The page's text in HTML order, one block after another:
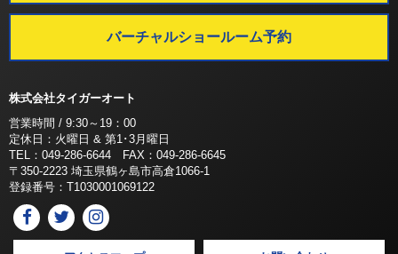
バーチャルショールーム予約
株式会社タイガーオート
営業時間 / 9:30～19：00
定休日：火曜日 & 第1･3月曜日
TEL：049-286-6644 FAX：049-286-6645
〒350-2223 埼玉県鶴ヶ島市高倉1066-1
登録番号：T1030001069122